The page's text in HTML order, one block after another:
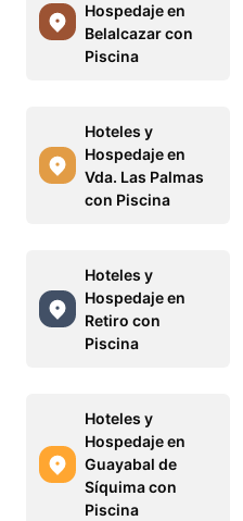
Hospedaje en
Belalcazar con
Piscina
Hoteles y
Hospedaje en
Vda. Las Palmas
con Piscina
Hoteles y
Hospedaje en
Retiro con
Piscina
Hoteles y
Hospedaje en
Guayabal de
Síquima con
Piscina